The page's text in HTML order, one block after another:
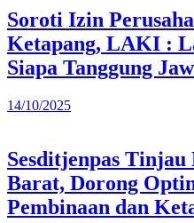
Soroti Izin
Ketapang, LAKI :
Siapa Tanggung
14/10/2025
Sesditjenpas
Barat, Dorong
Pembinaan dan